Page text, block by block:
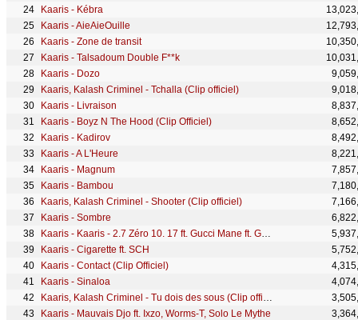
Kaaris - Kébra
Kaaris - AieAieOuille
Kaaris - Zone de transit
Kaaris - Talsadoum Double F**k
Kaaris - Dozo
Kaaris, Kalash Criminel - Tchalla (Clip officiel)
Kaaris - Livraison
Kaaris - Boyz N The Hood (Clip Officiel)
Kaaris - Kadirov
Kaaris - A L'Heure
Kaaris - Magnum
Kaaris - Bambou
Kaaris, Kalash Criminel - Shooter (Clip officiel)
Kaaris - Sombre
Kaaris - Kaaris - 2.7 Zéro 10. 17 ft. Gucci Mane ft. Gucci Mane
Kaaris - Cigarette ft. SCH
Kaaris - Contact (Clip Officiel)
Kaaris - Sinaloa
Kaaris, Kalash Criminel - Tu dois des sous (Clip officiel)
Kaaris - Mauvais Djo ft. Ixzo, Worms-T, Solo Le Mythe